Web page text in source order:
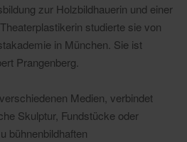
zur Holzbildhauerin und einer
studierte sie von
in München. Sie ist
Prangenberg.
Medien, verbindet
Skulptur, Fundstücke oder
bühnenbildhaften